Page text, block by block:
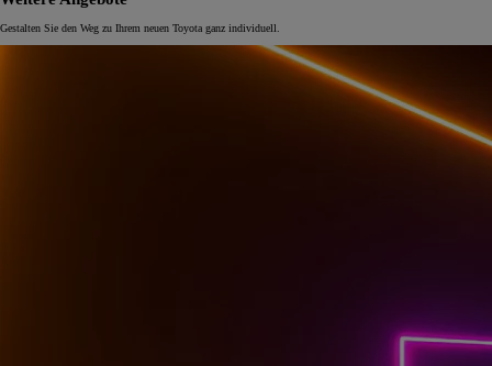
Gestalten Sie den Weg zu Ihrem neuen Toyota ganz individuell.